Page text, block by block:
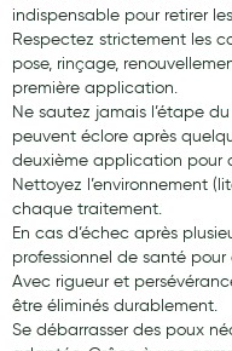
indispensable pour retirer
Respectez strictement les
pose, rinçage,
première application.
Ne sautez jamais l’étape
peuvent éclore après
deuxième application pour
Nettoyez l’environnement
chaque traitement.
En cas d’échec après
professionnel de santé
Avec rigueur et
être éliminés durablement.
Se débarrasser des poux